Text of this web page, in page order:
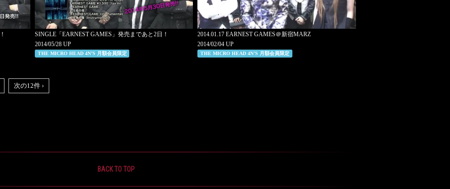
SINGLE「EARNEST GAMES」発売まであと2日！
2014/05/28 UP
THE MICRO HEAD 4N’S 月額会員限定
2014.01.17 EARNEST GAMES＠新宿MARZ
2014/02/04 UP
THE MICRO HEAD 4N’S 月額会員限定
次の12件 ›
BACK TO TOP